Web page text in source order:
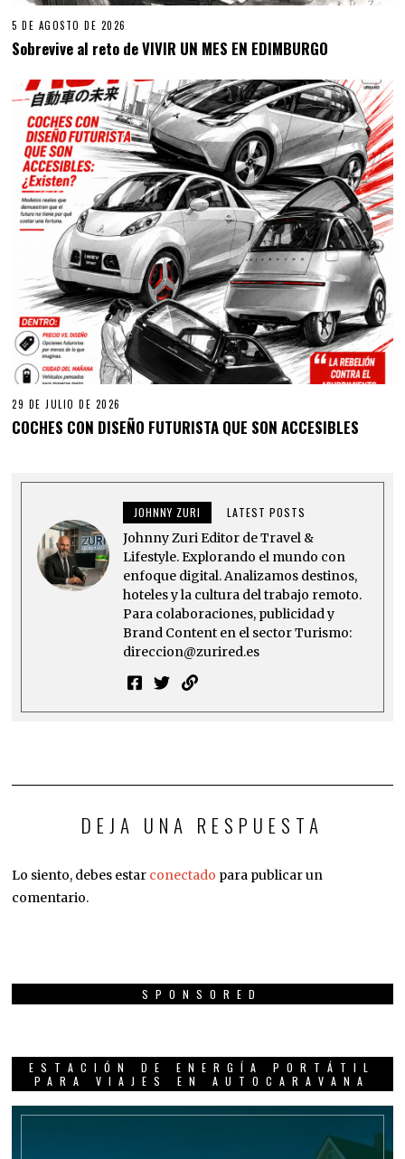
5 DE AGOSTO DE 2026
Sobrevive al reto de VIVIR UN MES EN EDIMBURGO
29 DE JULIO DE 2026
COCHES CON DISEÑO FUTURISTA QUE SON ACCESIBLES
JOHNNY ZURI LATEST POSTS
Johnny Zuri Editor de Travel &
Lifestyle. Explorando el mundo con
enfoque digital. Analizamos destinos,
hoteles y la cultura del trabajo remoto.
Para colaboraciones, publicidad y
Brand Content en el sector Turismo:
direccion@zurired.es
DEJA UNA RESPUESTA
Lo siento, debes estar conectado para publicar un
comentario.
SPONSORED
ESTACIÓN DE ENERGÍA PORTÁTIL
PARA VIAJES EN AUTOCARAVANA